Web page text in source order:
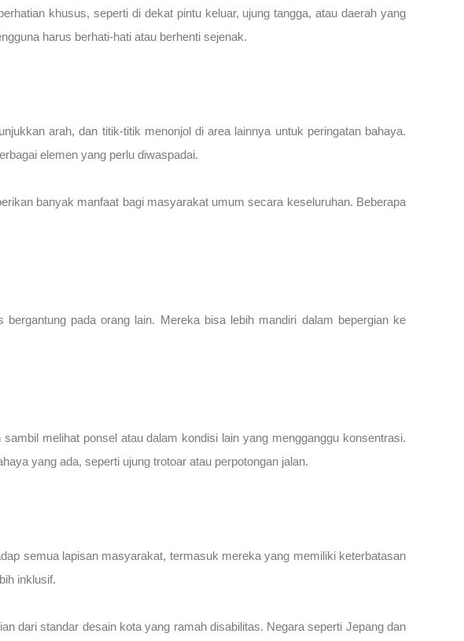
khusus, seperti di dekat pintu keluar, ujung tangga, atau daerah yang
harus berhati-hati atau berhenti sejenak.
arah, dan titik-titik menonjol di area lainnya untuk peringatan bahaya.
elemen yang perlu diwaspadai.
banyak manfaat bagi masyarakat umum secara keseluruhan. Beberapa
pada orang lain. Mereka bisa lebih mandiri dalam bepergian ke
melihat ponsel atau dalam kondisi lain yang mengganggu konsentrasi.
yang ada, seperti ujung trotoar atau perpotongan jalan.
semua lapisan masyarakat, termasuk mereka yang memiliki keterbatasan
inklusif.
dari standar desain kota yang ramah disabilitas. Negara seperti Jepang dan